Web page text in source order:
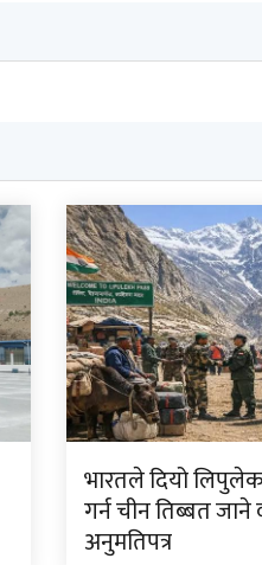
भारतले दियो
गर्न चीन तिब्बत जाने
अनुमतिपत्र